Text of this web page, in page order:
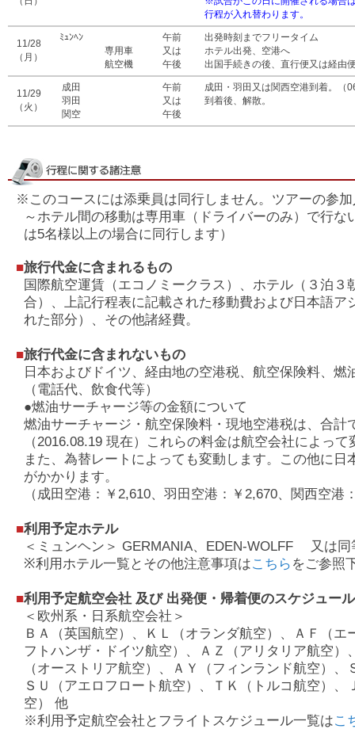
行程が入れ替わります。
11/28
（月）
ﾐｭﾝﾍﾝ
専用車
航空機
午前
又は
午後
出発時刻までフリータイム
ホテル出発、空港へ
出国手続きの後、直行便又は経由
11/29
（火）
成田
羽田
関空
午前
又は
午後
成田・羽田又は関西空港到着。（
到着後、解散。
※このコースには添乗員は同行しません。ツアーの参
～ホテル間の移動は専用車（ドライバーのみ）で行
は5名様以上の場合に同行します）
■旅行代金に含まれるもの
国際航空運賃（エコノミークラス）、ホテル（３泊３
合）、上記行程表に記載された移動費および日本語ア
れた部分）、その他諸経費。
■旅行代金に含まれないもの
日本およびドイツ、経由地の空港税、航空保険料、
（電話代、飲食代等）
●燃油サーチャージ等の金額について
燃油サーチャージ・航空保険料・現地空港税は、合計
（2016.08.19 現在）これらの料金は航空会社によっ
また、為替レートによっても変動します。この他に
がかかります。
（成田空港：￥2,610、羽田空港：￥2,670、関西空港
■利用予定ホテル
＜ミュンヘン＞ GERMANIA、EDEN-WOLFF 又は同
※利用ホテル一覧とその他注意事項はこちら をご参照
■利用予定航空会社 及び 出発便・帰着便のスケジュー
＜欧州系・日系航空会社＞
ＢＡ（英国航空）、ＫＬ（オランダ航空）、ＡＦ（
フトハンザ・ドイツ航空）、ＡＺ（アリタリア航空）
（オーストリア航空）、ＡＹ（フィンランド航空）
ＳＵ（アエロフロート航空）、ＴＫ（トルコ航空）
空） 他
※利用予定航空会社とフライトスケジュール一覧はこ